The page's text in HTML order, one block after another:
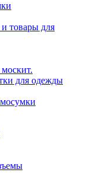
товары для
для одежды